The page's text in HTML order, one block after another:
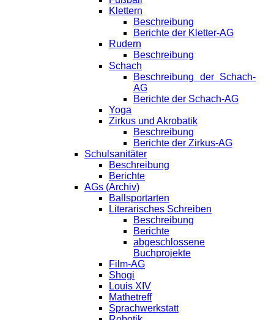
Klettern
Beschreibung
Berichte der Kletter-AG
Rudern
Beschreibung
Schach
Beschreibung der Schach-
AG
Berichte der Schach-AG
Yoga
Zirkus und Akrobatik
Beschreibung
Berichte der Zirkus-AG
Schulsanitäter
Beschreibung
Berichte
AGs (Archiv)
Ballsportarten
Literarisches Schreiben
Beschreibung
Berichte
abgeschlossene
Buchprojekte
Film-AG
Shogi
Louis XIV
Mathetreff
Sprachwerkstatt